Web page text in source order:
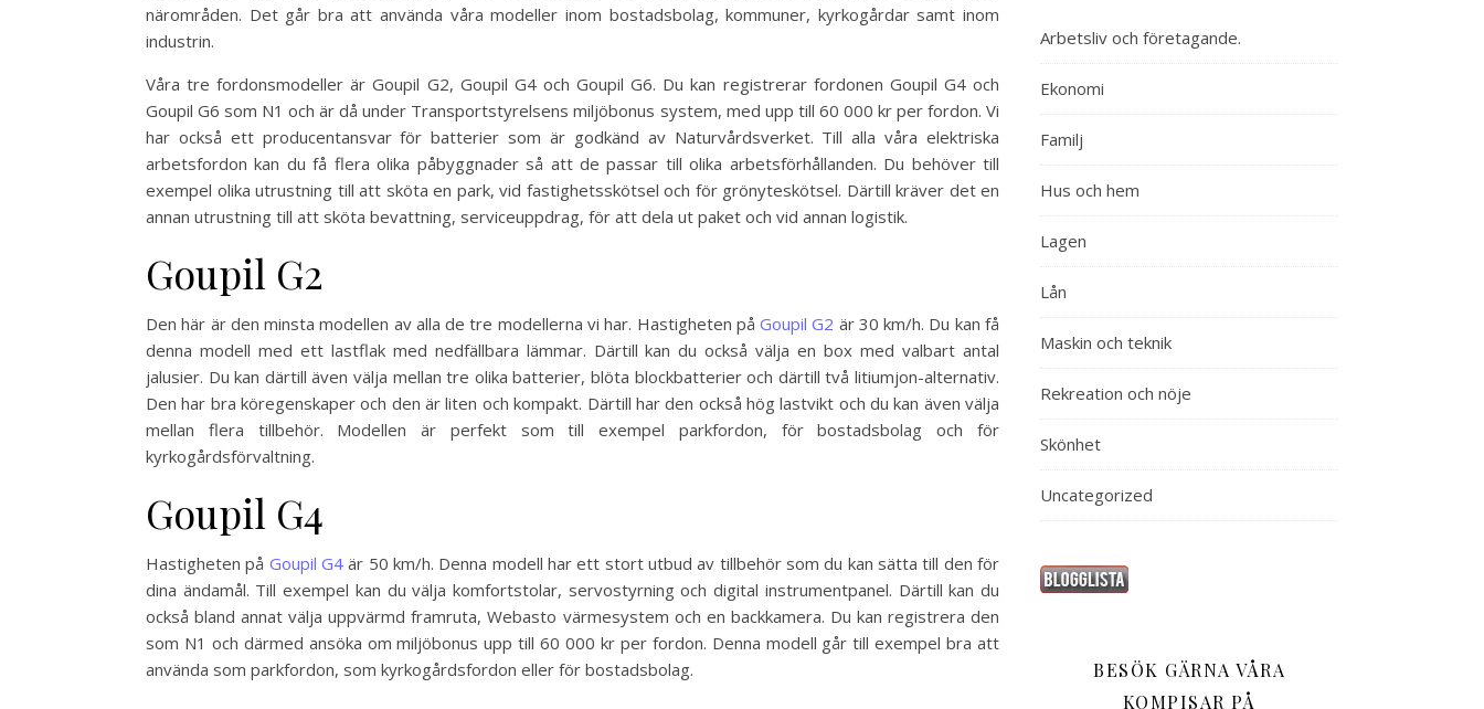
närområden. Det går bra att använda våra modeller inom bostadsbolag, kommuner, kyrkogårdar samt inom
industrin.
Våra tre fordonsmodeller är Goupil G2, Goupil G4 och Goupil G6. Du kan registrerar fordonen Goupil G4 och
Goupil G6 som N1 och är då under Transportstyrelsens miljöbonus system, med upp till 60 000 kr per fordon. Vi
har också ett producentansvar för batterier som är godkänd av Naturvårdsverket. Till alla våra elektriska
arbetsfordon kan du få flera olika påbyggnader så att de passar till olika arbetsförhållanden. Du behöver till
exempel olika utrustning till att sköta en park, vid fastighetsskötsel och för grönyteskötsel. Därtill kräver det en
annan utrustning till att sköta bevattning, serviceuppdrag, för att dela ut paket och vid annan logistik.
Goupil G2
Den här är den minsta modellen av alla de tre modellerna vi har. Hastigheten påGoupil G2 är 30 km/h. Du kan få
denna modell med ett lastflak med nedfällbara lämmar. Därtill kan du också välja en box med valbart antal
jalusier. Du kan därtill även välja mellan tre olika batterier, blöta blockbatterier och därtill två litiumjon-alternativ.
Den har bra köregenskaper och den är liten och kompakt. Därtill har den också hög lastvikt och du kan även välja
mellan flera tillbehör. Modellen är perfekt som till exempel parkfordon, för bostadsbolag och för
kyrkogårdsförvaltning.
Goupil G4
Hastigheten på Goupil G4 är 50 km/h. Denna modell har ett stort utbud av tillbehör som du kan sätta till den för
dina ändamål. Till exempel kan du välja komfortstolar, servostyrning och digital instrumentpanel. Därtill kan du
också bland annat välja uppvärmd framruta, Webasto värmesystem och en backkamera. Du kan registrera den
som N1 och därmed ansöka om miljöbonus upp till 60 000 kr per fordon. Denna modell går till exempel bra att
använda som parkfordon, som kyrkogårdsfordon eller för bostadsbolag.
Arbetsliv och företagande.
Ekonomi
Familj
Hus och hem
Lagen
Lån
Maskin och teknik
Rekreation och nöje
Skönhet
Uncategorized
BESÖK GÄRNA VÅRA
KOMPISAR PÅ